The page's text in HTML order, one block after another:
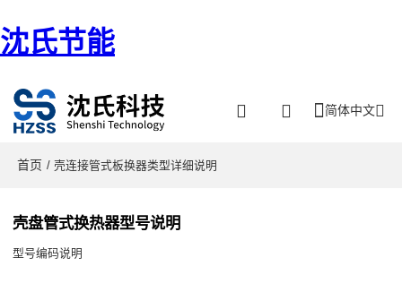
沈氏节能
简体中文
首页 / 壳连接管式板换器类型详细说明
壳盘管式换热器型号说明
型号编码说明